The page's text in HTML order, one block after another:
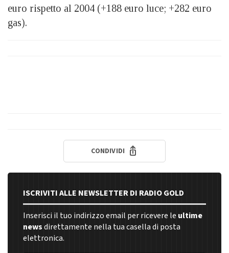
euro rispetto al 2004 (+188 euro luce; +282 euro
gas).
CONDIVIDI
ISCRIVITI ALLE NEWSLETTER DI RADIO GOLD
Inserisci il tuo indirizzo email per ricevere le ultime
newsdirettamente nella tua casella di posta
elettronica.